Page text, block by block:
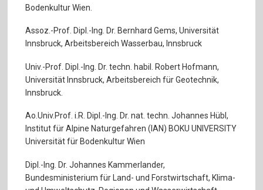
Bodenkultur Wien.
Assoz.-Prof. Dipl.-Ing. Dr. Bernhard Gems, Universität
Innsbruck, Arbeitsbereich Wasserbau, Innsbruck
Univ.-Prof. Dipl.-Ing. Dr. techn. habil. Robert Hofmann,
Universität Innsbruck, Arbeitsbereich für Geotechnik,
Innsbruck.
Ao.Univ.Prof. i.R. Dipl.-Ing. Dr. nat. techn. Johannes Hübl,
Institut für Alpine Naturgefahren (IAN) BOKU UNIVERSITY
Universität für Bodenkultur Wien
Dipl.-Ing. Dr. Johannes Kammerlander,
Bundesministerium für Land- und Forstwirtschaft, Klima-